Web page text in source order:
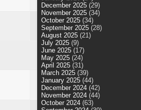
December 2025 (29)
November 2025 (34)
October 2025 (34)
September 2025 (28)
August 2025 (21)
July 2025 (9)
June 2025 (17)
May 2025 (24)
April 2025 (31)
March 2025 (39)
January 2025 (44)
December 2024 (42)
November 2024 (44)
October 2024 (63)